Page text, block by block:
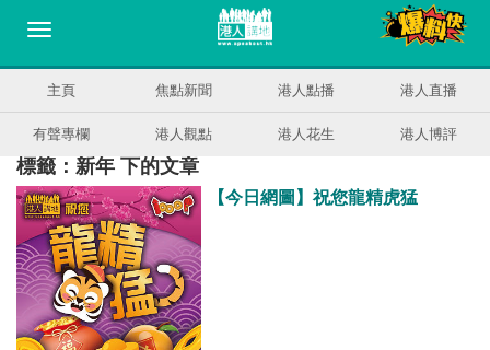
主頁 焦點新聞 港人點播 港人直播
有聲專欄 港人觀點 港人花生 港人博評
標籤：新年 下的文章
【今日網圖】祝您龍精虎猛